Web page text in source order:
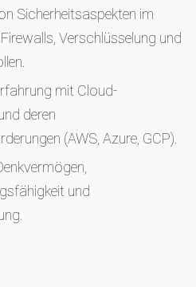
Sicherheitsaspekten im
Verschlüsselung und
mit Cloud-
deren
(AWS, Azure, GCP).
und